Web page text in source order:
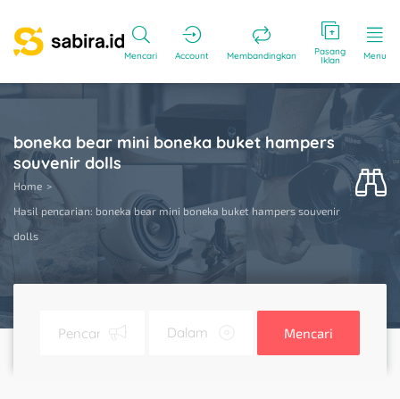
Mencari Account Membandingkan Pasang
Iklan Menu
boneka bear mini boneka buket hampers
souvenir dolls
Home
Hasil pencarian: boneka bear mini boneka buket hampers souvenir
dolls
Mencari